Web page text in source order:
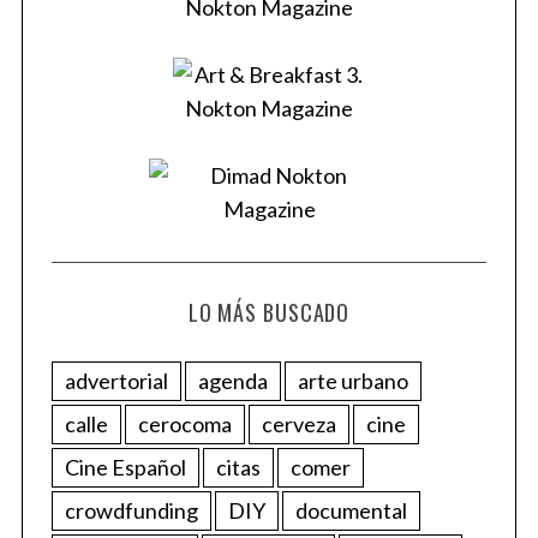
LO MÁS BUSCADO
advertorial agenda
arte urbano
calle
cerocoma cerveza
cine
Cine Español
citas
comer
crowdfunding
DIY
documental